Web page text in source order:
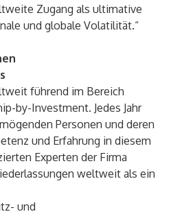
Zugang als ultimative
und globale Volatilität.“
führend im Bereich
by-Investment. Jedes Jahr
Personen und deren
und Erfahrung in diesem
Experten der Firma
weltweit als ein
und